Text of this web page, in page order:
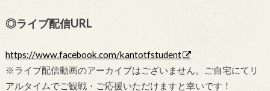
◎ライブ配信URL
https://www.facebook.com/kantotfstudent
※ライブ配信動画のアーカイブはございません。ご自宅にてリ
アルタイムでご観戦・ご応援いただけますと幸いです！